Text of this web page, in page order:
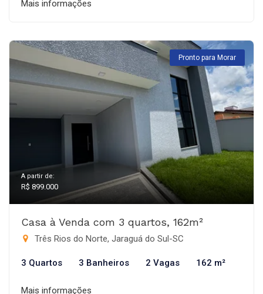
Mais informações
Pronto para Morar
A partir de:
R$ 899.000
Casa à Venda com 3 quartos, 162m²
Três Rios do Norte, Jaraguá do Sul-SC
3 Quartos 3 Banheiros 2 Vagas 162 m²
Mais informações